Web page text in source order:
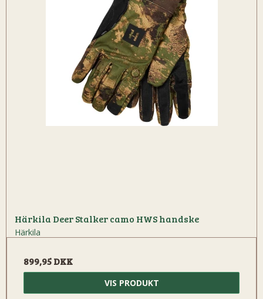
Härkila Deer Stalker camo HWS handske
Härkila
899,95 DKK
VIS PRODUKT